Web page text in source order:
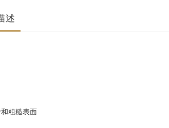
述
粗糙表面